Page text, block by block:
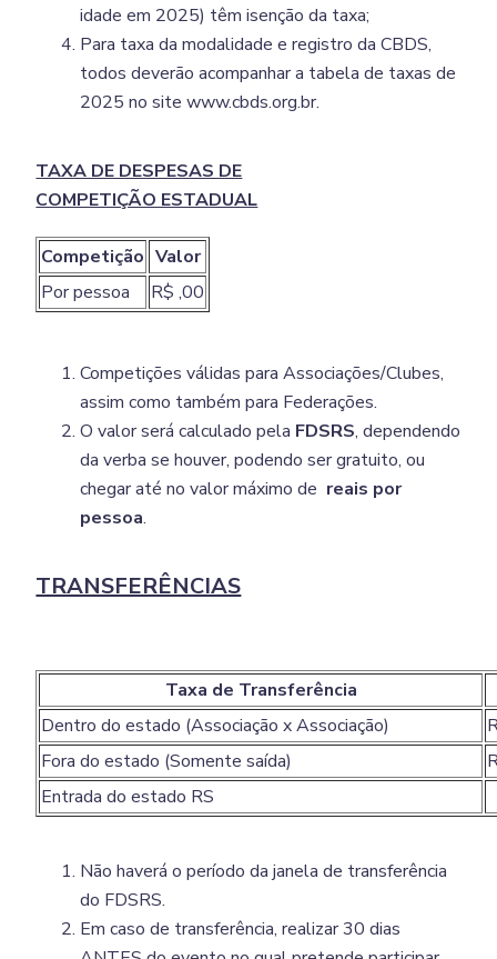
idade em 2025) têm isenção da taxa;
Para taxa da modalidade e registro da CBDS,
todos deverão acompanhar a tabela de taxas de
2025 no site www.cbds.org.br.
TAXA DE DESPESAS DE
COMPETIÇÃO ESTADUAL
Competição Valor
Por pessoa
R$ ,00
Competições válidas para Associações/Clubes,
assim como também para Federações.
O valor será calculado pela FDSRS, dependendo
da verba se houver, podendo ser gratuito, ou
chegar até no valor máximo de reais por
pessoa.
TRANSFERÊNCIAS
Taxa de Transferência
Dentro do estado (Associação x Associação)
Fora do estado (Somente saída)
Entrada do estado RS
Não haverá o período da janela de transferência
do FDSRS.
Em caso de transferência, realizar 30 dias